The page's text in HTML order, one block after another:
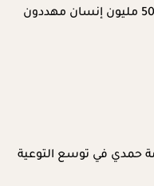
وزير الصحة يدق ناقوس الخطر: 50 مليون إنسان مهددون
حمدي في توسع التوعية